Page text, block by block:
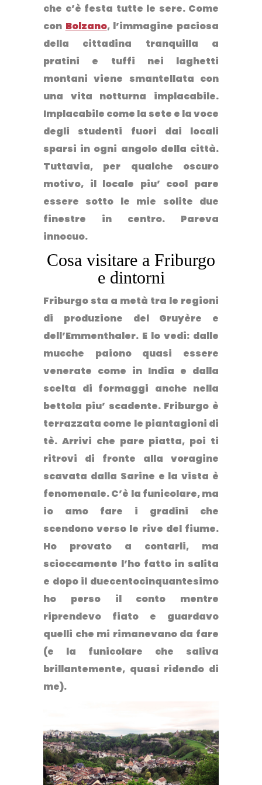
che c’è festa tutte le sere. Come
con Bolzano, l’immagine paciosa
della cittadina tranquilla a
pratini e tuffi nei laghetti
montani viene smantellata con
una vita notturna implacabile.
Implacabile come la sete e la voce
degli studenti fuori dai locali
sparsi in ogni angolo della città.
Tuttavia, per qualche oscuro
motivo, il locale piu’ cool pare
essere sotto le mie solite due
finestre in centro. Pareva
innocuo.
Cosa visitare a Friburgo
e dintorni
Friburgo sta a metà tra le regioni
di produzione del Gruyère e
dell’Emmenthaler. E lo vedi: dalle
mucche paiono quasi essere
venerate come in India e dalla
scelta di formaggi anche nella
bettola piu’ scadente. Friburgo è
terrazzata come le piantagioni di
tè. Arrivi che pare piatta, poi ti
ritrovi di fronte alla voragine
scavata dalla Sarine e la vista è
fenomenale. C’è la funicolare, ma
io amo fare i gradini che
scendono verso le rive del fiume.
Ho provato a contarli, ma
scioccamente l’ho fatto in salita
e dopo il duecentocinquantesimo
ho perso il conto mentre
riprendevo fiato e guardavo
quelli che mi rimanevano da fare
(e la funicolare che saliva
brillantemente, quasi ridendo di
me).